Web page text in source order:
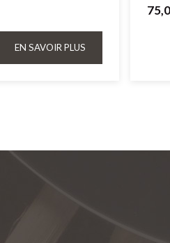
EN SAVOIR PLUS